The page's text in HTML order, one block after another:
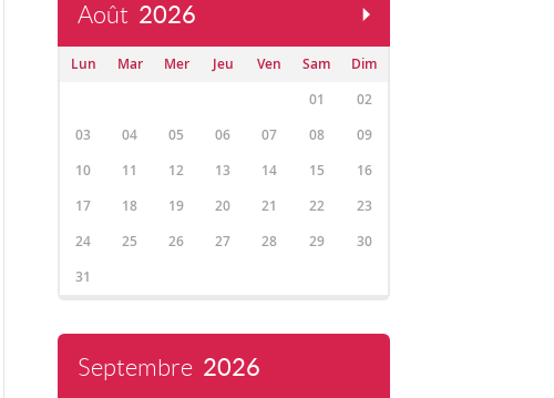
Août 2026
Lun Mar Mer Jeu Ven Sam
Dim
01
02
03
04 05 06 07 08
09
10
11 12 13 14 15
16
17
18 19 20 21 22
23
24
25 26 27 28 29
30
31
Septembre 2026